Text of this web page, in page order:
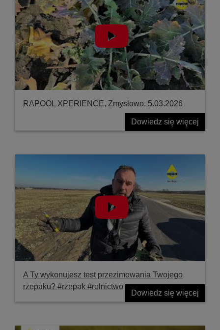
RAPOOL XPERIENCE, Zmysłowo, 5.03.2026
Dowiedz się więcej
A Ty wykonujesz test przezimowania Twojego
rzepaku? #rzepak #rolnictwo
Dowiedz się więcej